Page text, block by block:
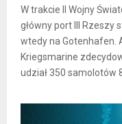
W trakcie II Wojny
główny port III Rzeszy
wtedy na Gotenhafen.
Kriegsmarine
udział 350 samolotów